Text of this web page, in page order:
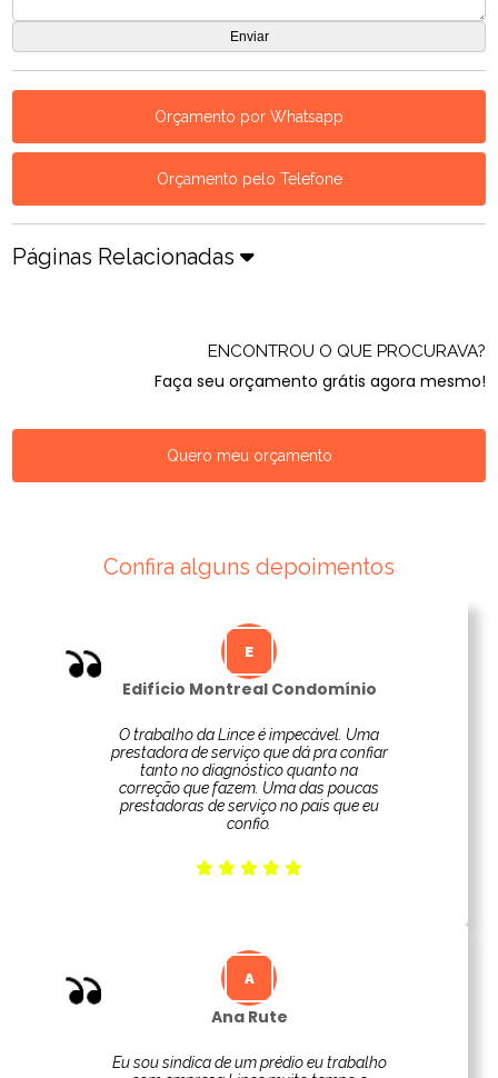
Orçamento por Whatsapp
Orçamento pelo Telefone
Páginas Relacionadas
ENCONTROU O QUE PROCURAVA?
Faça seu orçamento grátis agora mesmo!
Quero meu orçamento
Confira alguns depoimentos
Edifício Montreal Condomínio
O trabalho da Lince é impecável. Uma
prestadora de serviço que dá pra confiar
tanto no diagnóstico quanto na
correção que fazem. Uma das poucas
prestadoras de serviço no pais que eu
confio.
Ana Rute
Eu sou sindica de um prédio eu trabalho